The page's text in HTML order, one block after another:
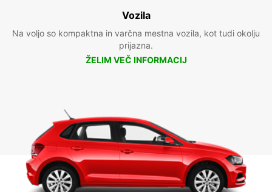
Vozila
Na voljo so kompaktna in varčna mestna vozila, kot tudi okolju
prijazna.
ŽELIM VEČ INFORMACIJ